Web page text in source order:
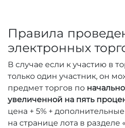
Правила
электронных
В случае если к участию в
только один участник, он
предмет торгов по
увеличенной на пять
цена + 5% +
на странице лота в разделе